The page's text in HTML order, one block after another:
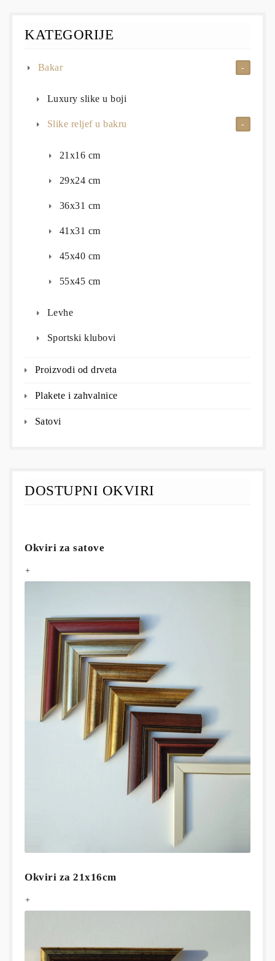
KATEGORIJE
Bakar
Luxury slike u boji
Slike reljef u bakru
21x16 cm
29x24 cm
36x31 cm
41x31 cm
45x40 cm
55x45 cm
Levhe
Sportski klubovi
Proizvodi od drveta
Plakete i zahvalnice
Satovi
DOSTUPNI OKVIRI
Okviri za satove
+
Okviri za 21x16cm
+